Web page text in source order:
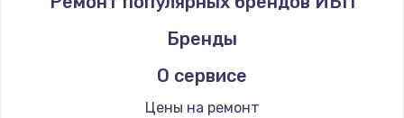
Бренды
О сервисе
Цены на ремонт